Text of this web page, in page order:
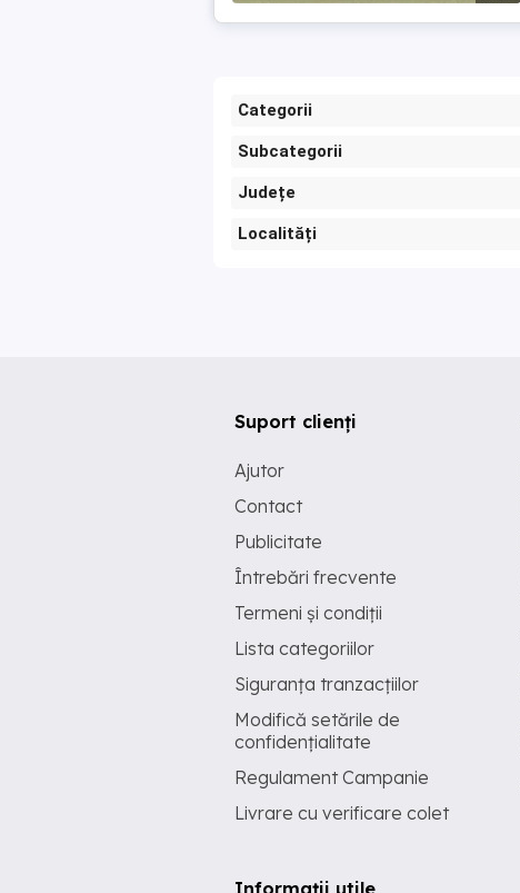
Categorii
Subcategorii
Județe
Localități
Suport clienți
Ajutor
Contact
Publicitate
Întrebări frecvente
Termeni și condiții
Lista categoriilor
Siguranța tranzacțiilor
Modifică setările de
confidențialitate
Regulament Campanie
Livrare cu verificare colet